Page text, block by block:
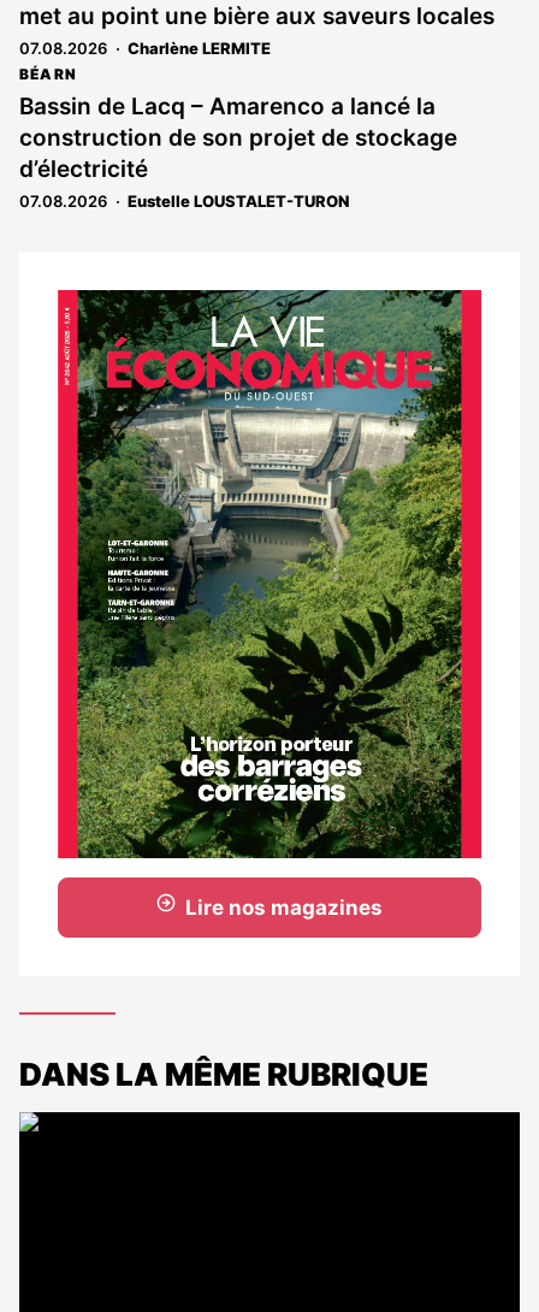
met au point une bière aux saveurs locales
07.08.2026 Charlène LERMITE
BÉARN
Bassin de Lacq – Amarenco a lancé la
construction de son projet de stockage
d’électricité
07.08.2026 Eustelle LOUSTALET-TURON
Notre
dernier
magazine
Lire nos magazines
DANS LA MÊME RUBRIQUE